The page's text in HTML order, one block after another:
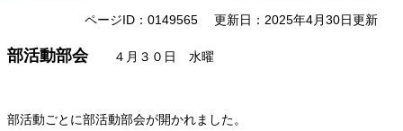
ページID：0149565 更新日：2025年4月30日更新
部活動部会４月３０日 水曜
部活動ごとに部活動部会が開かれました。